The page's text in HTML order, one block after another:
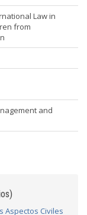
Law in
from
and
Aspectos Civiles